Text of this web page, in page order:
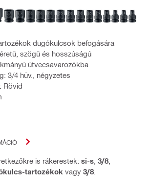
dugókulcsok befogására
szögű és hosszúságú
ütvecsavarozókba
3/4 hüv., négyzetes
Rövid
is rákerestek: si-s 3/8
tartozékok vagy 3/8